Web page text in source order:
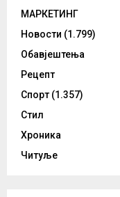
МАРКЕТИНГ
Новости (1.799)
Обавјештења
Рецепт
Спорт (1.357)
Стил
Хроника
Читуље